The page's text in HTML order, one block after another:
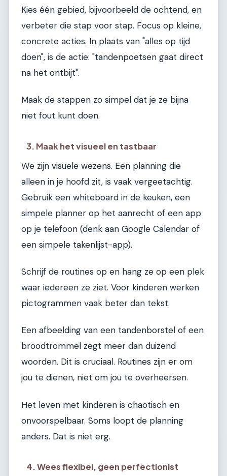
Kies één gebied, bijvoorbeeld de ochtend, en
verbeter die stap voor stap. Focus op kleine,
concrete acties. In plaats van "alles op tijd
doen", is de actie: "tandenpoetsen gaat direct
na het ontbijt".
Maak de stappen zo simpel dat je ze bijna
niet fout kunt doen.
3. Maak het visueel en tastbaar
We zijn visuele wezens. Een planning die
alleen in je hoofd zit, is vaak vergeetachtig.
Gebruik een whiteboard in de keuken, een
simpele planner op het aanrecht of een app
op je telefoon (denk aan Google Calendar of
een simpele takenlijst-app).
Schrijf de routines op en hang ze op een plek
waar iedereen ze ziet. Voor kinderen werken
pictogrammen vaak beter dan tekst.
Een afbeelding van een tandenborstel of een
broodtrommel zegt meer dan duizend
woorden. Dit is cruciaal. Routines zijn er om
jou te dienen, niet om jou te overheersen.
Het leven met kinderen is chaotisch en
onvoorspelbaar. Soms loopt de planning
anders. Dat is niet erg.
4. Wees flexibel, geen perfectionist